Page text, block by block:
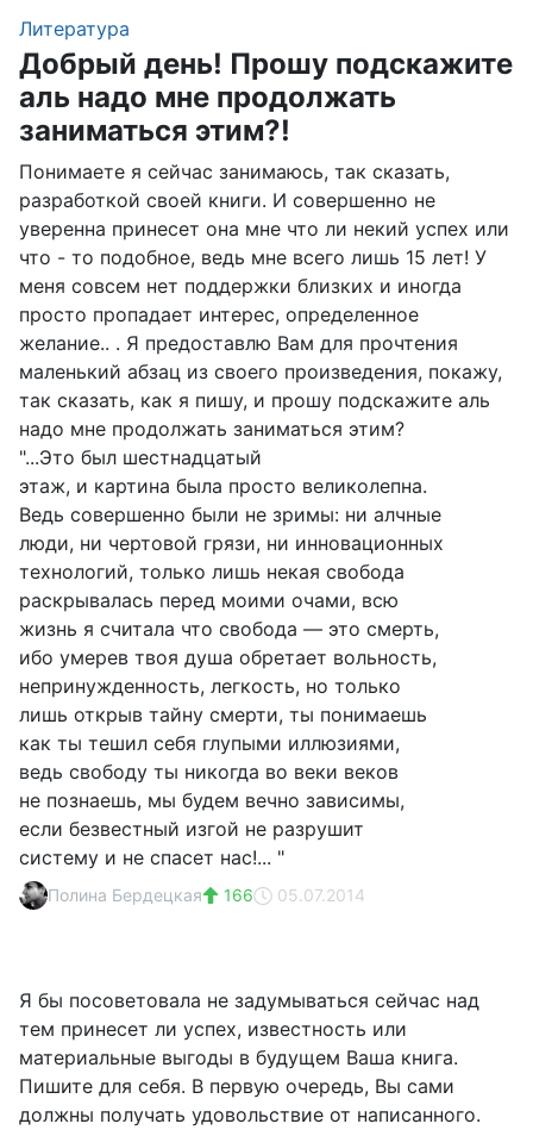
Литература
Добрый день! Прошу подскажите
аль надо мне продолжать
заниматься этим?!
Понимаете я сейчас занимаюсь, так сказать,
разработкой своей книги. И совершенно не
уверенна принесет она мне что ли некий успех или
что - то подобное, ведь мне всего лишь 15 лет! У
меня совсем нет поддержки близких и иногда
просто пропадает интерес, определенное
желание.. . Я предоставлю Вам для прочтения
маленький абзац из своего произведения, покажу,
так сказать, как я пишу, и прошу подскажите аль
надо мне продолжать заниматься этим?
"...Это был шестнадцатый
этаж, и картина была просто великолепна.
Ведь совершенно были не зримы: ни алчные
люди, ни чертовой грязи, ни инновационных
технологий, только лишь некая свобода
раскрывалась перед моими очами, всю
жизнь я считала что свобода — это смерть,
ибо умерев твоя душа обретает вольность,
непринужденность, легкость, но только
лишь открыв тайну смерти, ты понимаешь
как ты тешил себя глупыми иллюзиями,
ведь свободу ты никогда во веки веков
не познаешь, мы будем вечно зависимы,
если безвестный изгой не разрушит
систему и не спасет нас!... "
Полина Бердецкая 166 05.07.2014
Я бы посоветовала не задумываться сейчас над
тем принесет ли успех, известность или
материальные выгоды в будущем Ваша книга.
Пишите для себя. В первую очередь, Вы сами
должны получать удовольствие от написанного.